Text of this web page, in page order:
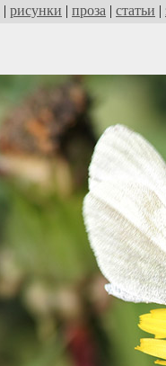
| рисунки | проза | статьи |